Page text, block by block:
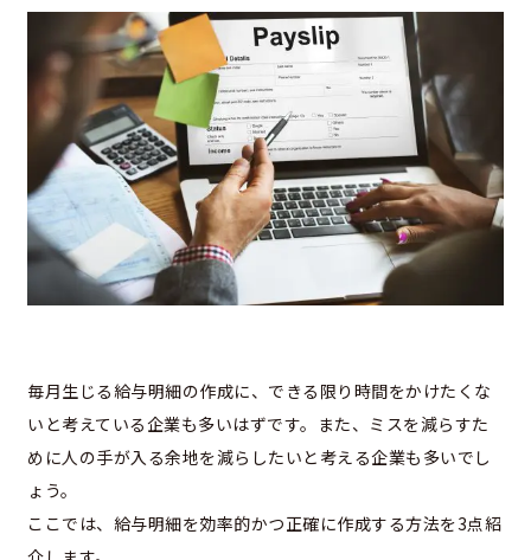
毎月生じる給与明細の作成に、できる限り時間をかけたくな
いと考えている企業も多いはずです。また、ミスを減らすた
めに人の手が入る余地を減らしたいと考える企業も多いでし
ょう。
ここでは、給与明細を効率的かつ正確に作成する方法を3点紹